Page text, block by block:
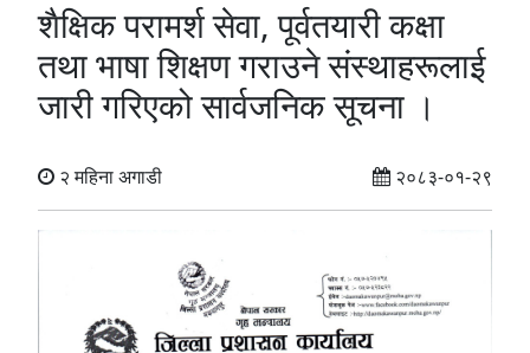
शैक्षिक परामर्श सेवा, पूर्वतयारी कक्षा
तथा भाषा शिक्षण गराउने संस्थाहरूलाई
जारी गरिएको सार्वजनिक सूचना ।
२ महिना अगाडी २०८३-०१-२९